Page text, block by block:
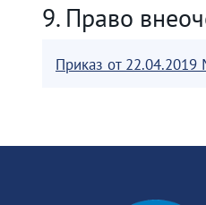
9. Право
Приказ от